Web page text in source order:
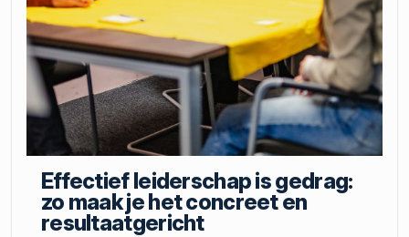
Effectief leiderschap is gedrag:
zo maak je het concreet en
resultaatgericht